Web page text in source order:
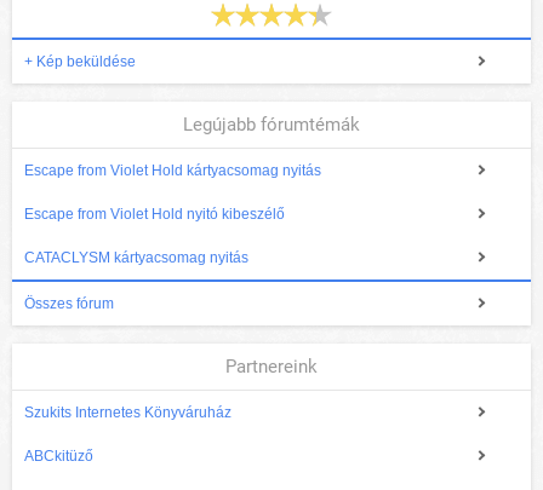
+ Kép beküldése
Legújabb fórumtémák
Escape from Violet Hold kártyacsomag nyitás
Escape from Violet Hold nyitó kibeszélő
CATACLYSM kártyacsomag nyitás
Összes fórum
Partnereink
Szukits Internetes Könyváruház
ABCkitüző